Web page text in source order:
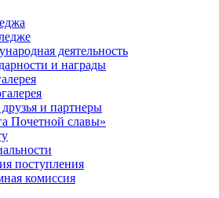
деятельность
и награды
и партнеры
Почетной славы»
поступления
комиссия